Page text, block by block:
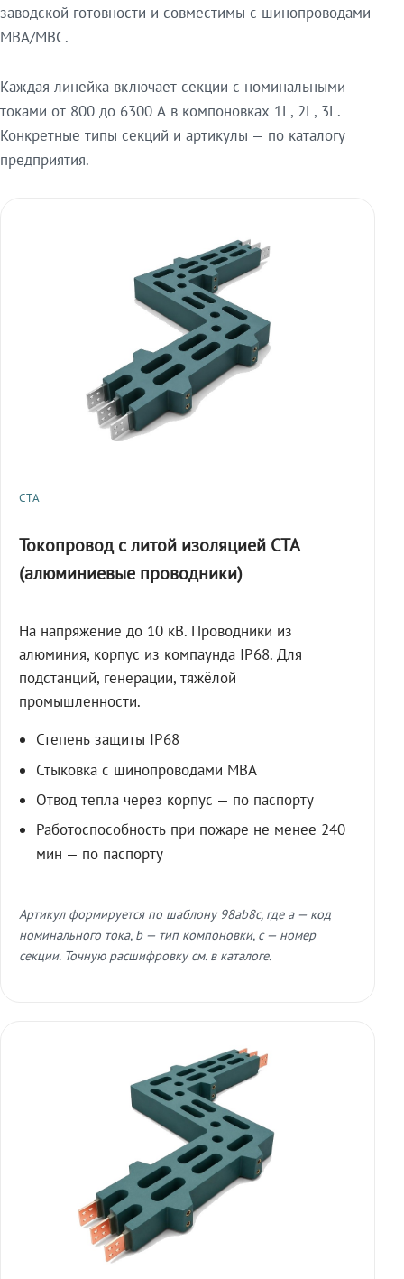
заводской готовности и совместимы с шинопроводами
МВА/МВС.
Каждая линейка включает секции с номинальными
токами от 800 до 6300 А в компоновках 1L, 2L, 3L.
Конкретные типы секций и артикулы — по каталогу
предприятия.
СТА
Токопровод с литой изоляцией СТА
(алюминиевые проводники)
На напряжение до 10 кВ. Проводники из
алюминия, корпус из компаунда IP68. Для
подстанций, генерации, тяжёлой
промышленности.
Степень защиты IP68
Стыковка с шинопроводами МВА
Отвод тепла через корпус — по паспорту
Работоспособность при пожаре не менее 240
мин — по паспорту
Артикул формируется по шаблону 98ab8c, где a — код
номинального тока, b — тип компоновки, c — номер
секции. Точную расшифровку см. в каталоге.